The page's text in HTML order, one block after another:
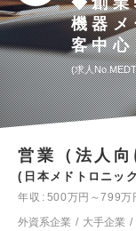
機器
客中
求人
営業（法人向
日本メドトロニッ
年収
500万円～799万
外資系企業
大手企業